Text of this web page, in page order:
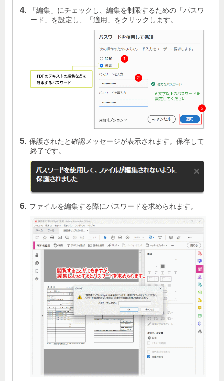
「編集」にチェックし、編集を制限するための「パスワ
ード」を設定し、「適用」をクリックします。
保護されたと確認メッセージが表示されます。保存して
終了です。
ファイルを編集する際にパスワードを求められます。